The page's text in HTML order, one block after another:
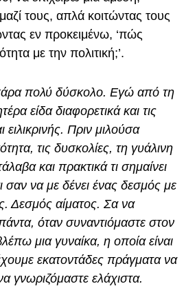
τους, απλά κοιτώντας τους
εν προκειμένω, ‘πώς
με την πολιτική;’.
πάρα πολύ δύσκολο. Εγώ από τη
είδα διαφορετικά και τις
ειλικρινής. Πριν μιλούσα
τις δυσκολίες, τη γυάλινη
και πρακτικά τι σημαίνει
σαν να με δένει ένας δεσμός με
Δεσμός αίματος. Σα να
όταν συναντιόμαστε στον
μια γυναίκα, η οποία είναι
εκατοντάδες πράγματα να
γνωριζόμαστε ελάχιστα.